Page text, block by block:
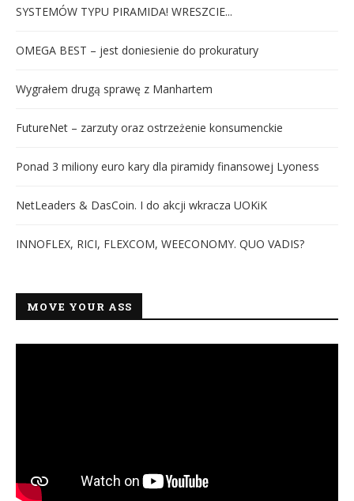
SYSTEMÓW TYPU PIRAMIDA! WRESZCIE...
OMEGA BEST – jest doniesienie do prokuratury
Wygrałem drugą sprawę z Manhartem
FutureNet – zarzuty oraz ostrzeżenie konsumenckie
Ponad 3 miliony euro kary dla piramidy finansowej Lyoness
NetLeaders & DasCoin. I do akcji wkracza UOKiK
INNOFLEX, RICI, FLEXCOM, WEECONOMY. QUO VADIS?
MOVE YOUR ASS